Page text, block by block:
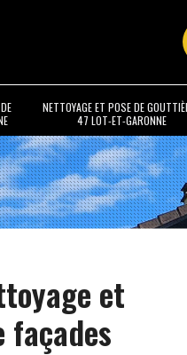
NETTOYAGE ET POSE DE
47 LOT-ET-GARONNE
et
façades